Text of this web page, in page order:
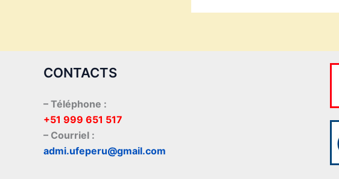
CONTACTS
– Téléphone :
+51 999 651 517
– Courriel :
admi.ufeperu@gmail.com